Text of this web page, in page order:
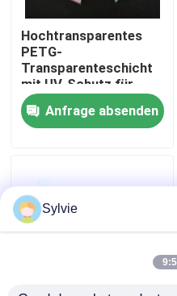
Qualitätskontrolle
Treten Sie mit uns in
Fälle
PET-Folie
Hochtransparentes
PETG-
Transparenteschicht
mit UV-Schutz für
Gesichtsschilde
Anfrage absenden
Sylvie